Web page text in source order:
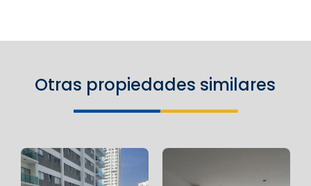
Otras propiedades similares